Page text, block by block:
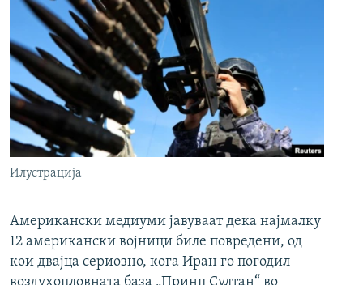
Илустрација
Американски медиуми јавуваат дека најмалку
12 американски војници биле повредени, од
кои двајца сериозно, кога Иран го погодил
воздухопловната база „Принц Султан“ во